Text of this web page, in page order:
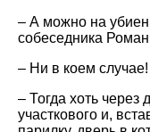
– А можно на
собеседника
– Ни в коем случае!
– Тогда хоть через
участкового и,